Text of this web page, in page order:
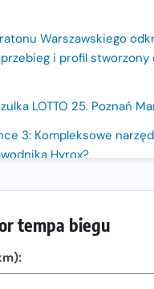
Warszawskiego
i profil stworzony
LOTTO 25. Poznań
3: Kompleksowe
Hyrox?
odkrywają
tempa biegu